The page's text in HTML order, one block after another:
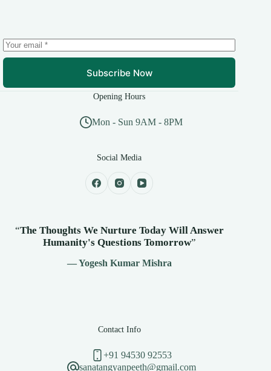
Subscribe Now
Opening Hours
Mon - Sun 9AM - 8PM
Social Media
“The Thoughts We Nurture Today Will Answer
Humanity's Questions Tomorrow”
— Yogesh Kumar Mishra
Contact Info
+91 94530 92553
sanatangyanpeeth@gmail.com